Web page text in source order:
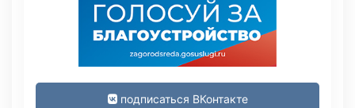
подписаться ВКонтакте